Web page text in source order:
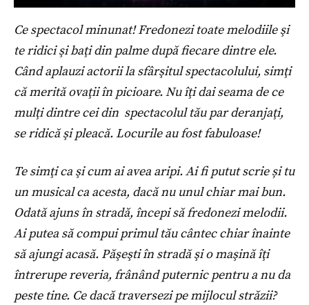
Ce spectacol minunat! Fredonezi toate melodiile şi
te ridici şi baţi din palme după fiecare dintre ele.
Când aplauzi actorii la sfârşitul spectacolului, simţi
că merită ovaţii în picioare. Nu îţi dai seama de ce
mulţi dintre cei din spectacolul tău par deranjaţi,
se ridică şi pleacă. Locurile au fost fabuloase!
Te simţi ca şi cum ai avea aripi. Ai fi putut scrieși tu
un musical ca acesta, dacă nu unul chiar mai bun.
Odată ajuns în stradă, începi să fredonezi melodii.
Ai putea să compui primul tău cântec chiar înainte
să ajungi acasă. Păşeşti în stradă şi o maşină îţi
întrerupe reveria, frânând puternic pentru a nu da
peste tine. Ce dacă traversezi pe mijlocul străzii?